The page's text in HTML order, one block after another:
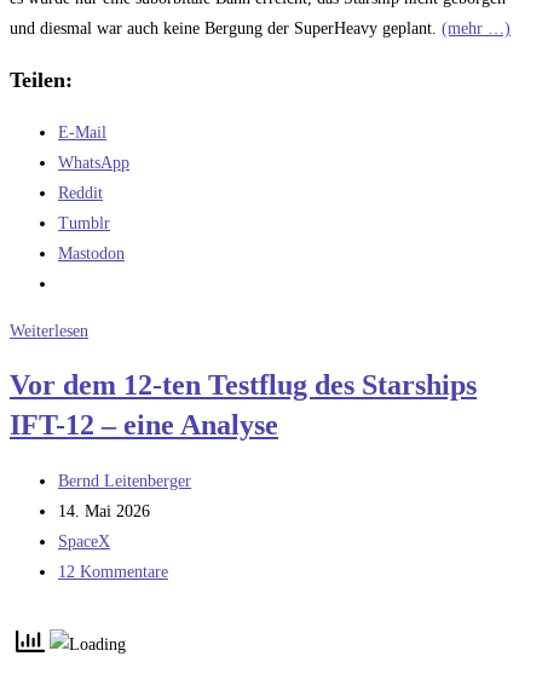
und diesmal war auch keine Bergung der SuperHeavy geplant. (mehr …)
Teilen:
E-Mail
WhatsApp
Reddit
Tumblr
Mastodon
Weiterlesen
IFT-
12
Vor dem 12-ten Testflug des Starships
IFT-12 – eine Analyse
Beitrags-
Autor:
Bernd Leitenberger
Beitrag
veröffentlicht:
14. Mai 2026
Beitrags-
Kategorie:
SpaceX
Beitrags-
12 Kommentare